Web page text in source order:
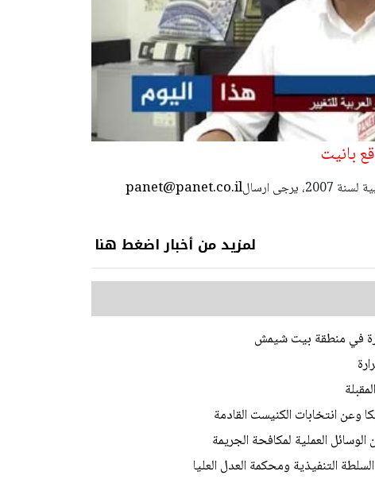
بانيت
panet@panet.co.ilاستعمال المضامين بموجب بند 27 أ لقانون الحقوق الأدبية لسنة 2007، يرجى ارسال
لمزيد من أخبار اضغط هنا
في منطقة بيت شيمش
وعن انتخابات الكنيست القادمة
العملية لمكافحة الجريمة
التنفيذية ومحكمة العدل العليا